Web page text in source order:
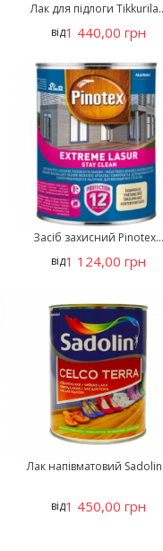
Лак для підлоги
від1 440,00 грн
Засіб захисний Pinotex...
від1 124,00 грн
Лак напівматовий
від1 450,00 грн